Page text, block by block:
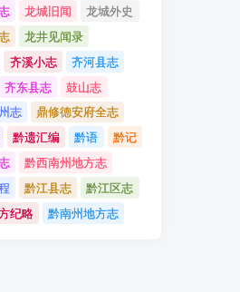
龙城旧闻
龙城外史
龙井见闻录
齐溪小志
齐河县志
齐东县志
鼓山志
志
鼎修德安府全志
黔遗汇编 黔语
黔记
黔西南州地方志
黔江县志
黔江区志
纪略 黔南州地方志